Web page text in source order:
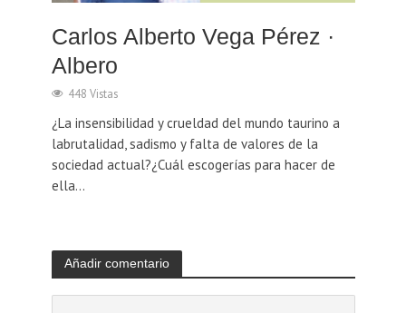
Carlos Alberto Vega Pérez ·
Albero
448 Vistas
¿La insensibilidad y crueldad del mundo taurino a
labrutalidad, sadismo y falta de valores de la
sociedad actual?¿Cuál escogerías para hacer de
ella...
Añadir comentario